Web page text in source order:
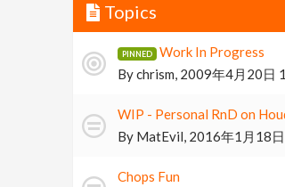
Topics
Work In Progress
Bychrism, 2009年4月20日
WIP - Personal RnD on
By MatEvil, 2016年1月18
Chops Fun